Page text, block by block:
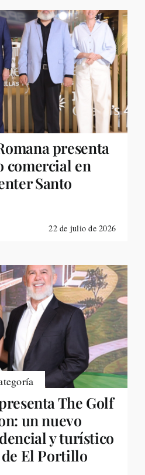
presenta
comercial en
Santo
22 de julio de 2026
The Golf
un nuevo
y turístico
El Portillo